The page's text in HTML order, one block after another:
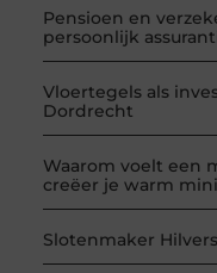
Pensioen en
persoonlijk
Vloertegels als
Dordrecht
Waarom voelt een
creëer je warm
Slotenmaker